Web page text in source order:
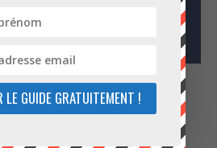
LE GUIDE GRATUIT !
sur
LE GUIDE GRATUITEMENT !